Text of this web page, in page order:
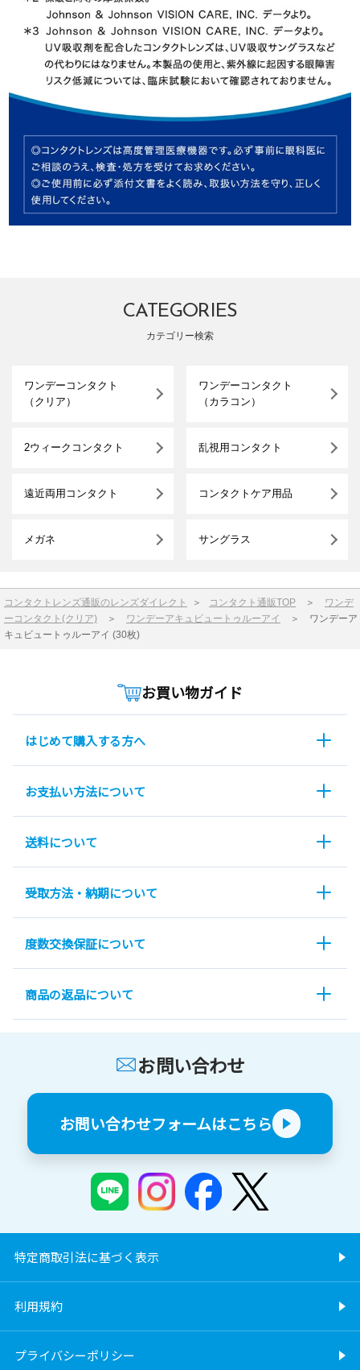
CATEGORIES
カテゴリー検索
ワンデーコンタクト
（クリア）
ワンデーコンタクト
（カラコン）
2ウィークコンタクト 乱視用コンタクト
遠近両用コンタクト コンタクトケア用品
メガネ サングラス
コンタクトレンズ通販のレンズダイレクト ＞ コンタクト通販TOP ＞ ワンデ
ーコンタクト(クリア) ＞ ワンデーアキュビュートゥルーアイ ＞ ワンデーア
キュビュートゥルーアイ (30枚)
お買い物ガイド
はじめて購入する方へ
お支払い方法について
送料について
受取方法・納期について
度数交換保証について
商品の返品について
お問い合わせ
お問い合わせフォームはこちら
特定商取引法に基づく表示
利用規約
プライバシーポリシー